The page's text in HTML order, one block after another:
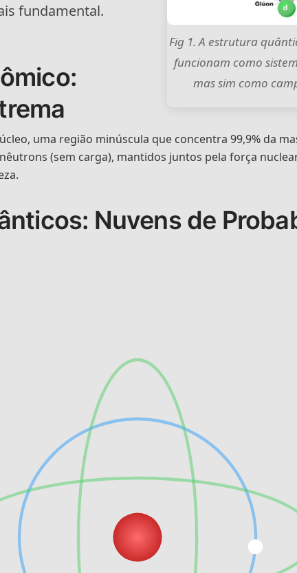
Fig 1. A estrutura
funcionam como
mas sim como
fundamental.
uma região minúscula que concentra 99,9% da
(sem carga), mantidos juntos pela força
Nuvens de